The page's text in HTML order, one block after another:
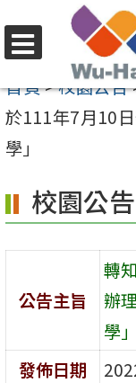
至
要
內
區
選
單
首頁>校園公告
於111年7月10
學」
校園公告
公告主旨
轉
辦
學」
發佈日期